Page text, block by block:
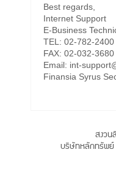
Best regards,
Internet Support
E-Business
TEL: 02-782-2400
FAX: 02-032-3680
Email: int-
Finansia Syrus
สงว
บริษัทหลักทรัพย์